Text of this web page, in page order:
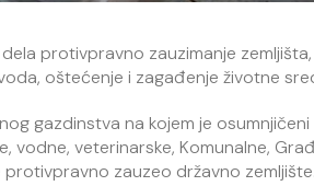
protivpravno zauzimanje
oštećenje i zagađenje životne
gazdinstva na kojem je
vodne, veterinarske, Komunalne,
zauzeo državno